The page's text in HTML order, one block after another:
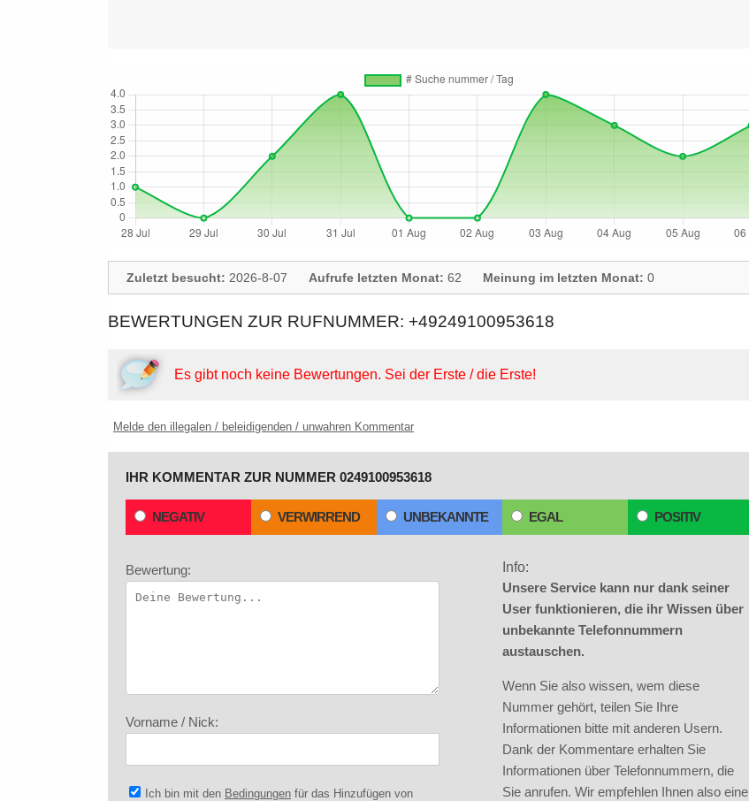
Zuletzt besucht: 2026-8-07 Aufrufe letzten Monat: 62 Meinung im letzten Monat: 0
BEWERTUNGEN ZUR RUFNUMMER: +49249100953618
Es gibt noch keine Bewertungen. Sei der Erste / die Erste!
Melde den illegalen / beleidigenden / unwahren Kommentar
IHR KOMMENTAR ZUR NUMMER 0249100953618
NEGATIV VERWIRREND UNBEKANNTE EGAL POSITIV
Bewertung:
Vorname / Nick:
Ich bin mit den Bedingungen für das Hinzufügen von
Info:
Unsere Service kann nur dank seiner
User funktionieren, die ihr Wissen über
unbekannte Telefonnummern
austauschen.
Wenn Sie also wissen, wem diese
Nummer gehört, teilen Sie Ihre
Informationen bitte mit anderen Usern.
Dank der Kommentare erhalten Sie
Informationen über Telefonnummern, die
Sie anrufen. Wir empfehlen Ihnen also eine